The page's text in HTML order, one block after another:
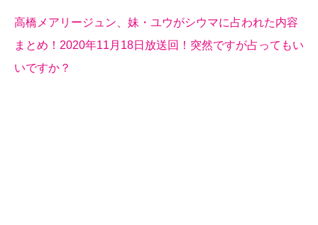
高橋メアリージュン、妹・ユウがシウマに占われた内容
まとめ！2020年11月18日放送回！突然ですが占ってもい
いですか？